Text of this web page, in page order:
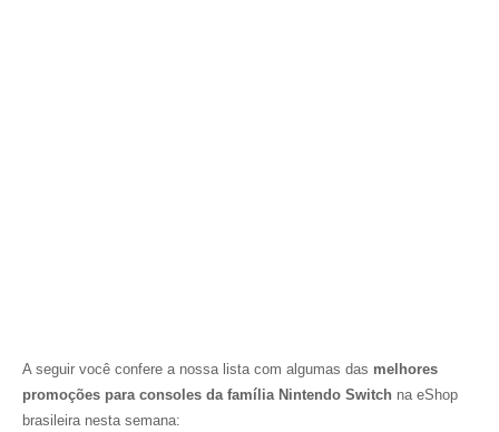
A seguir você confere a nossa lista com algumas das melhores
promoções para consoles da família Nintendo Switch na eShop
brasileira nesta semana: